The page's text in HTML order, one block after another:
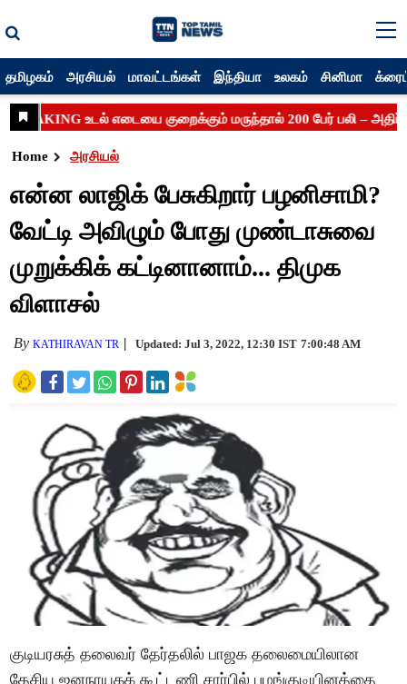
தமிழகம் அரசியல் மாவட்டங்கள் இந்தியா உலகம் சினிமா
Home அரசியல்
என்ன லாஜிக் பேசுகிறார் பழனிசாமி?
வேட்டி அவிழும் போது முண்டாசுவை
முறுக்கிக் கட்டினானாம்... திமுக
விளாசல்
ByKATHIRAVAN TR Updated: Jul 3, 2022, 12:30 IST 7:00:48 AM
குடியரசுத் தலைவர் தேர்தலில் பாஜக தலைமையிலான
தேசிய ஜனநாயகக் கூட்டணி சார்பில் பழங்குடியினத்தை